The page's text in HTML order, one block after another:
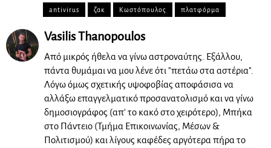
antivirus ζακ Κωστόπουλος πλατφόρμα
Vasilis Thanopoulos
Από μικρός ήθελα να γίνω αστροναύτης. Εξάλλου,
πάντα θυμάμαι να μου λένε ότι "πετάω στα αστέρια".
Λόγω όμως σχετικής υψοφοβίας αποφάσισα να
αλλάξω επαγγελματικό προσανατολισμό και να γίνω
δημοσιογράφος (απ' το κακό στο χειρότερο), Μπήκα
στο Πάντειο (Τμήμα Επικοινωνίας, Μέσων &
Πολιτισμού) και λίγους καφέδες αργότερα πήρα το